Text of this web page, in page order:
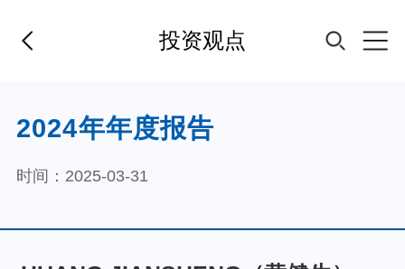
投资观点
基金经理
基金产品
2024年年度报告
时间：2025-03-31